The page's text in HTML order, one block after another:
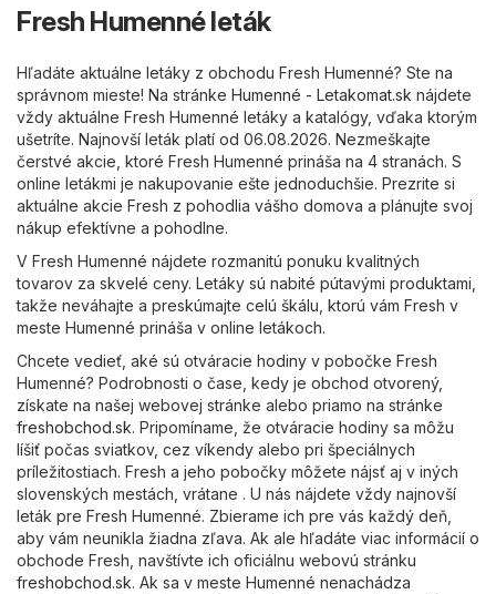
Fresh Humenné leták
Hľadáte aktuálne letáky z obchodu Fresh Humenné? Ste na
správnom mieste! Na stránke Humenné - Letakomat.sk nájdete
vždy aktuálne Fresh Humenné letáky a katalógy, vďaka ktorým
ušetríte. Najnovší leták platí od 06.08.2026. Nezmeškajte
čerstvé akcie, ktoré Fresh Humenné prináša na 4 stranách. S
online letákmi je nakupovanie ešte jednoduchšie. Prezrite si
aktuálne akcie Fresh z pohodlia vášho domova a plánujte svoj
nákup efektívne a pohodlne.
V Fresh Humenné nájdete rozmanitú ponuku kvalitných
tovarov za skvelé ceny. Letáky sú nabité pútavými produktami,
takže neváhajte a preskúmajte celú škálu, ktorú vám Fresh v
meste Humenné prináša v online letákoch.
Chcete vedieť, aké sú otváracie hodiny v pobočke Fresh
Humenné? Podrobnosti o čase, kedy je obchod otvorený,
získate na našej webovej stránke alebo priamo na stránke
freshobchod.sk. Pripomíname, že otváracie hodiny sa môžu
líšiť počas sviatkov, cez víkendy alebo pri špeciálnych
príležitostiach. Fresh a jeho pobočky môžete nájsť aj v iných
slovenských mestách, vrátane . U nás nájdete vždy najnovší
leták pre Fresh Humenné. Zbierame ich pre vás každý deň,
aby vám neunikla žiadna zľava. Ak ale hľadáte viac informácií o
obchode Fresh, navštívte ich oficiálnu webovú stránku
freshobchod.sk. Ak sa v meste Humenné nenachádza